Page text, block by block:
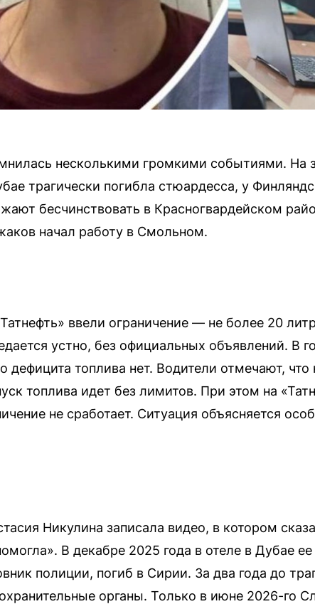
несколькими громкими событиями. На
трагически погибла стюардесса, у
бесчинствовать в Красногвардейском
начал работу в Смольном.
ввели ограничение — не более 20
устно, без официальных объявлений. В
дефицита топлива нет. Водители отмечают, что
топлива идет без лимитов. При этом на
не сработает. Ситуация объясняется
Никулина записала видео, в котором
В декабре 2025 года в отеле в Дубае
полиции, погиб в Сирии. За два года до
органы. Только в июне 2026-го